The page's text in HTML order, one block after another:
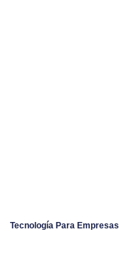
Tecnología Para Empresas